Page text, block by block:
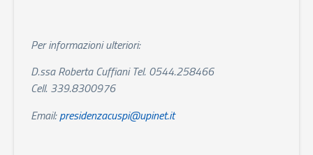
Per informazioni ulteriori:
D.ssa Roberta Cuffiani Tel. 0544.258466
Cell. 339.8300976
Email:presidenzacuspi@upinet.it